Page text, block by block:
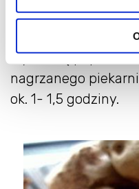
Gotową pianę
woreczka foliowego
wyłożoną
nagrzanego
ok. 1- 1,5 godziny.